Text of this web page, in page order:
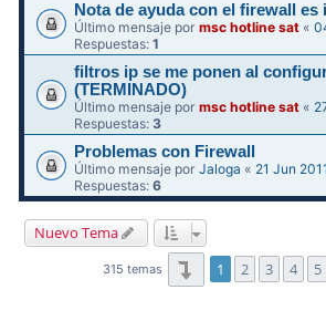
Nota de ayuda con el firewall es
Último mensaje pormsc hotline sat «
Respuestas:1
filtros ip se me ponen al
(TERMINADO)
Último mensaje pormsc hotline sat «
Respuestas: 3
Problemas con Firewall
Último mensaje porJaloga « 21 Jun
Respuestas:6
Nuevo Tema
315 temas Página1 de 11
1 2 3 4 5